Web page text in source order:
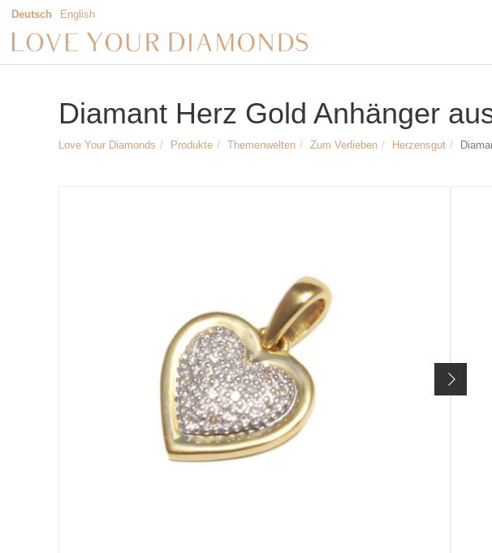
Deutsch English
Diamant Herz Gold Anhänger
Love Your Diamonds Produkte Themenwelten Zum Verlieben Herzensgut